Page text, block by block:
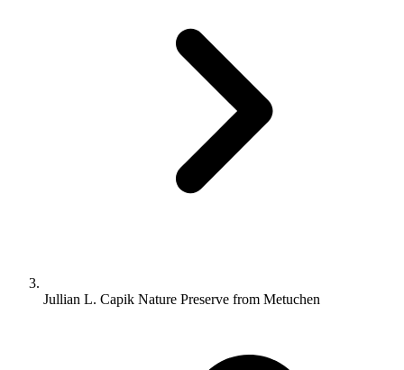
Jullian L. Capik Nature Preserve from Metuchen